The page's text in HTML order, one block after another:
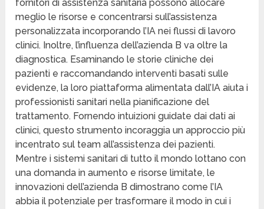
fornitori di assistenza sanitaria possono allocare
meglio le risorse e concentrarsi sull’assistenza
personalizzata incorporando l’IA nei flussi di lavoro
clinici. Inoltre, l’influenza dell’azienda B va oltre la
diagnostica. Esaminando le storie cliniche dei
pazienti e raccomandando interventi basati sulle
evidenze, la loro piattaforma alimentata dall’IA aiuta i
professionisti sanitari nella pianificazione del
trattamento. Fornendo intuizioni guidate dai dati ai
clinici, questo strumento incoraggia un approccio più
incentrato sul team all’assistenza dei pazienti.
Mentre i sistemi sanitari di tutto il mondo lottano con
una domanda in aumento e risorse limitate, le
innovazioni dell’azienda B dimostrano come l’IA
abbia il potenziale per trasformare il modo in cui i